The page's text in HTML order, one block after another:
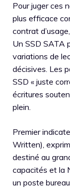
Pour juger ces
plus efficace
contrat
Un SSD SATA
variations de
décisives. Les
SSD « juste
écritures
plein.
Premier
Written),
destiné au
capacités et la
un poste